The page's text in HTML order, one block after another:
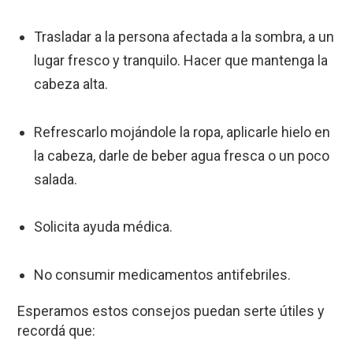
Trasladar a la persona afectada a la sombra, a un
lugar fresco y tranquilo. Hacer que mantenga la
cabeza alta.
Refrescarlo mojándole la ropa, aplicarle hielo en
la cabeza, darle de beber agua fresca o un poco
salada.
Solicita ayuda médica.
No consumir medicamentos antifebriles.
Esperamos estos consejos puedan serte útiles y
recordá que: